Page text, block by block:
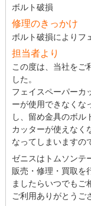
ボルト破損
修理のきっかけ
ボルト破損によりフ
担当者より
この度は、当社をご
した。
フェイスペーパーカ
ーが使用できなくな
し、留め金具のボル
カッターが使えなく
なってしまいますの
ゼニスはトムソンテ
販売・修理・買取を
ましたらいつでもご
ご利用ありがとうご